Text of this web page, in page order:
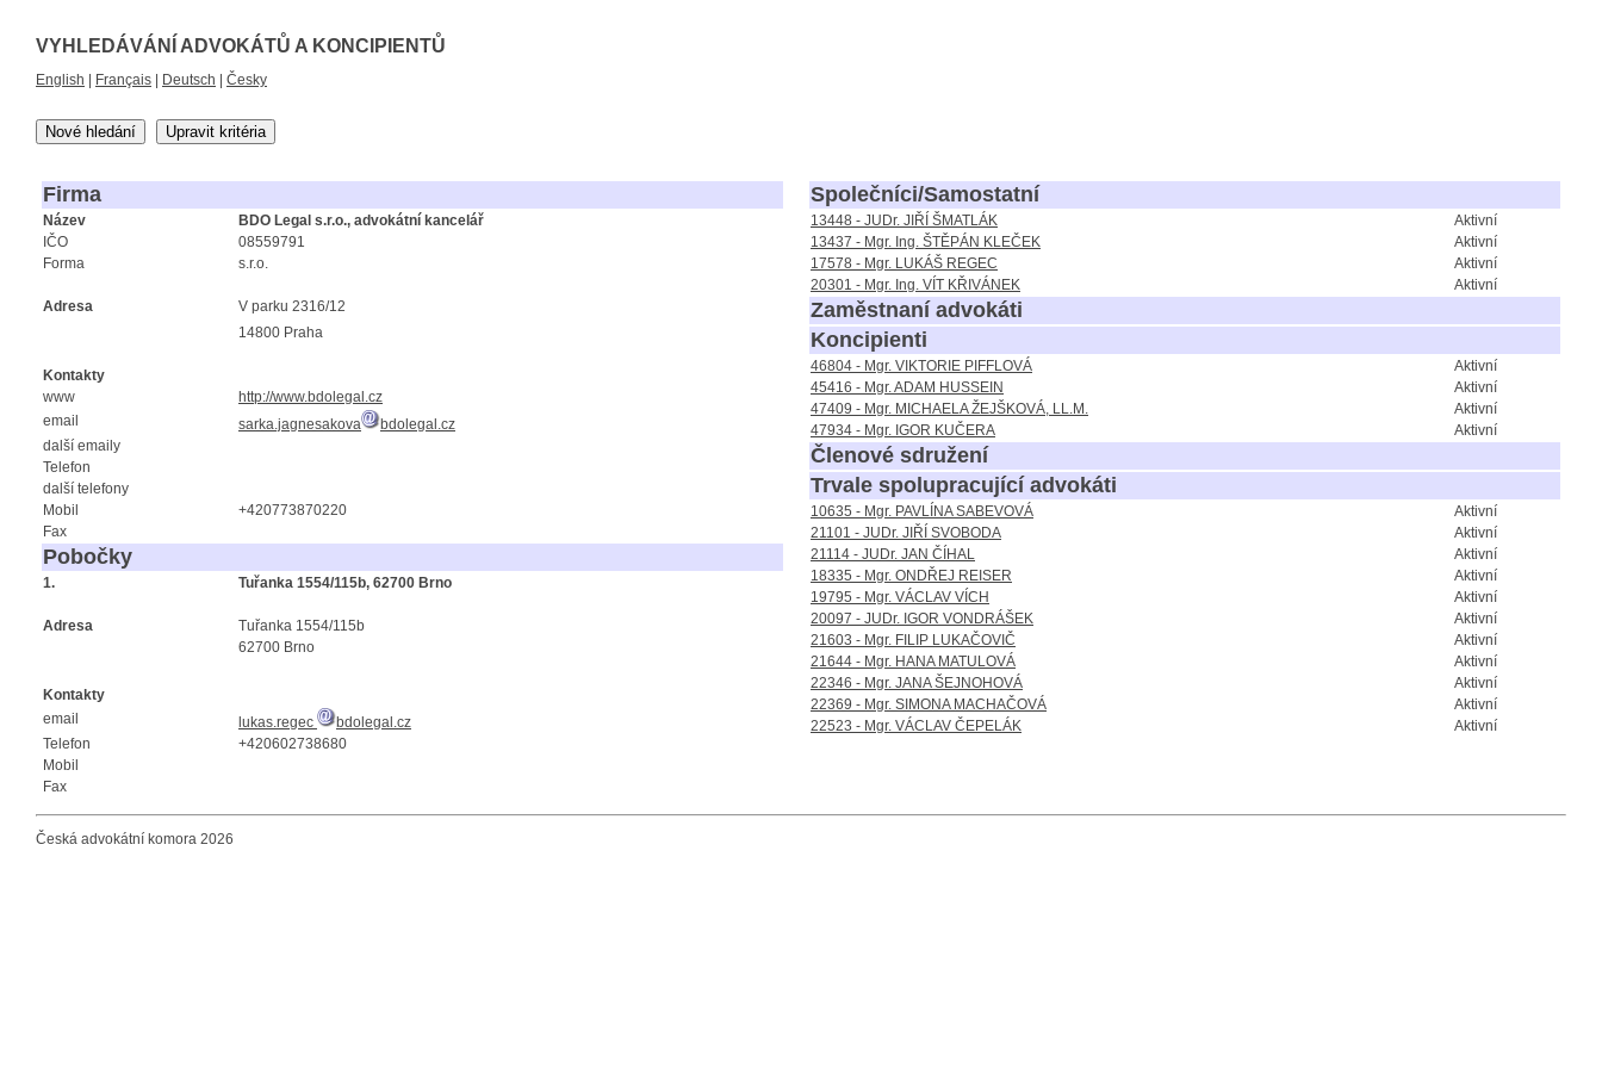
VYHLEDÁVÁNÍ ADVOKÁTŮ A KONCIPIENTŮ
English Français Deutsch Česky
Nové hledání Upravit kritéria
Firma
Název
BDO Legal s.r.o., advokátní kancelář
IČO
08559791
Forma
s.r.o.
Adresa
V parku 2316/12
14800 Praha
Kontakty
www
http://www.bdolegal.cz
email
sarka.jagnesakova
bdolegal.cz
další emaily
Telefon
další telefony
Mobil
+420773870220
Fax
Pobočky
1. Tuřanka 1554/115b, 62700 Brno
Adresa
Tuřanka 1554/115b
62700 Brno
Kontakty
email
lukas.regec
bdolegal.cz
Telefon
+420602738680
Mobil
Fax
Společníci/Samostatní
13448 - JUDr. JIŘÍ ŠMATLÁK
Aktivní
13437 - Mgr. Ing. ŠTĚPÁN KLEČEK
Aktivní
17578 - Mgr. LUKÁŠ REGEC
Aktivní
20301 - Mgr. Ing. VÍT KŘIVÁNEK
Aktivní
Zaměstnaní advokáti
Koncipienti
46804 - Mgr. VIKTORIE PIFFLOVÁ
Aktivní
45416 - Mgr. ADAM HUSSEIN
Aktivní
47409 - Mgr. MICHAELA ŽEJŠKOVÁ, LL.M.
Aktivní
47934 - Mgr. IGOR KUČERA
Aktivní
Členové sdružení
Trvale spolupracující advokáti
10635 - Mgr. PAVLÍNA SABEVOVÁ
Aktivní
21101 - JUDr. JIŘÍ SVOBODA
Aktivní
21114 - JUDr. JAN ČÍHAL
Aktivní
18335 - Mgr. ONDŘEJ REISER
Aktivní
19795 - Mgr. VÁCLAV VÍCH
Aktivní
20097 - JUDr. IGOR VONDRÁŠEK
Aktivní
21603 - Mgr. FILIP LUKAČOVIČ
Aktivní
21644 - Mgr. HANA MATULOVÁ
Aktivní
22346 - Mgr. JANA ŠEJNOHOVÁ
Aktivní
22369 - Mgr. SIMONA MACHAČOVÁ
Aktivní
22523 - Mgr. VÁCLAV ČEPELÁK
Aktivní
Česká advokátní komora 2026